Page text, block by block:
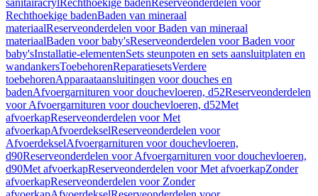
sanitairacrylRechthoekige badenReserveonderdelen voor
Rechthoekige badenBaden van mineraal
materiaalReserveonderdelen voor Baden van mineraal
materiaalBaden voor baby'sReserveonderdelen voor Baden voor
baby'sInstallatie-elementenSets steunpoten en sets aansluitplaten en
wandankersToebehorenReparatiesetsVerdere
toebehorenApparaataansluitingen voor douches en
badenAfvoergarnituren voor douchevloeren, d52Reserveonderdelen
voor Afvoergarnituren voor douchevloeren, d52Met
afvoerkapReserveonderdelen voor Met
afvoerkapAfvoerdekselReserveonderdelen voor
AfvoerdekselAfvoergarnituren voor douchevloeren,
d90Reserveonderdelen voor Afvoergarnituren voor douchevloeren,
d90Met afvoerkapReserveonderdelen voor Met afvoerkapZonder
afvoerkapReserveonderdelen voor Zonder